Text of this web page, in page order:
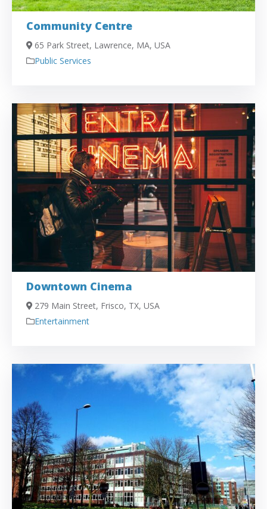
Community Centre
65 Park Street, Lawrence, MA, USA
Public Services
Downtown Cinema
279 Main Street, Frisco, TX, USA
Entertainment